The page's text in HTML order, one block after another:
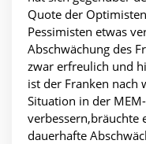
Quote der
Pessimisten etwas
Abschwächung des
zwar erfreulich und
ist der Franken nach
Situation in der
verbessern,bräuchte
dauerhafte